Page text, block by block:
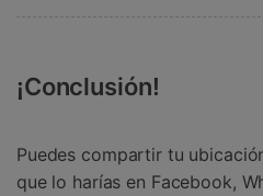
¡Conclusión!
Puedes compartir tu
que lo harías en Facebook,